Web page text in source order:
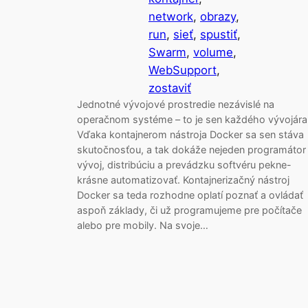
network, obrazy
run, sieť, spustiť
Swarm, volume
WebSupport
zostaviť
Jednotné vývojové prostredie nezávislé na
operačnom systéme – to je sen každého
Vďaka kontajnerom nástroja Docker sa sen stáva
skutočnosťou, a tak dokáže nejeden programátor
vývoj, distribúciu a prevádzku softvéru pekne-
krásne automatizovať. Kontajnerizačný nástroj
Docker sa teda rozhodne oplatí poznať a ovládať
aspoň základy, či už programujeme pre počítače
alebo pre mobily. Na svoje…